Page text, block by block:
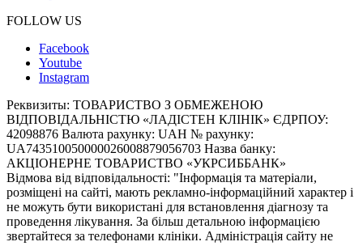
FOLLOW US
Facebook
Youtube
Instagram
Реквизиты: ТОВАРИСТВО З ОБМЕЖЕНОЮ
ВІДПОВІДАЛЬНІСТЮ «ЛАДІСТЕН КЛІНІК» ЄДРПОУ:
42098876 Валюта рахунку: UAH № рахунку:
UA743510050000026008879056703 Назва банку:
АКЦІОНЕРНЕ ТОВАРИСТВО «УКРСИББАНК»
Відмова від відповідальності: "Інформація та матеріали,
розміщені на сайті, мають рекламно-інформаційний характер і
не можуть бути використані для встановлення діагнозу та
проведення лікування. За більш детальною інформацією
звертайтеся за телефонами клініки. Адміністрація сайту не